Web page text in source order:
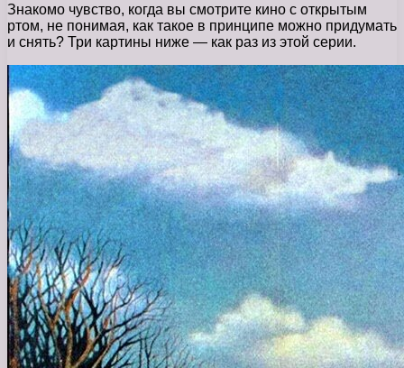
Знакомо чувство, когда вы смотрите кино с открытым
ртом, не понимая, как такое в принципе можно придумать
и снять? Три картины ниже — как раз из этой серии.